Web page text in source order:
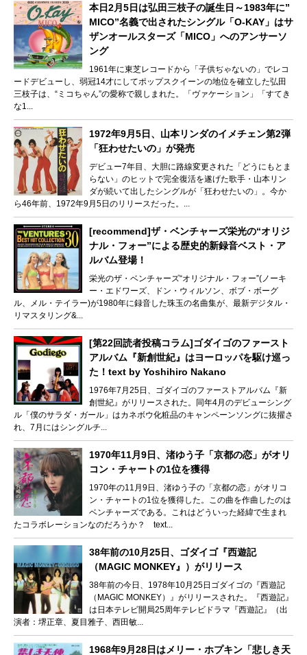
本日2月5日は弘田三枝子の誕生日～1983年に”
MICO”名義で出されたシングル「O-KAY」はサ
ザンオールスターズ「MICO」へのアンサーソ
ング
1961年に東芝レコードから「子供ぢゃないの」でレコ
ードデビューし、弱冠14才にしてポップスクイーンの地位を確立した弘田
三枝子は、“ミコちゃん”の愛称で親しまれた。「ヴァケーション」「すてき
な1...
1972年9月5日、山本リンダのイメチェン第2弾
「狂わせたいの」が発売
デビュー7年目、大胆に路線変更された「どうにもとま
らない」のヒットで完全復活を遂げた歌手・山本リン
ダが続いて出したシングルが「狂わせたいの」。今か
ら46年前、1972年9月5日のリリースだった。...
[recommend]ザ・ベンチャーズ栄光の“オリジ
ナル・フォー”による歴史的新録音ベスト・ア
ルバム登場！
栄光のザ・ベンチャーズ“オリジナル・フォー”(ノーキ
ー・エドワーズ、ドン・ウィルソン、ボブ・ボーグ
ル、メル・テイラー)が1980年に録音した珠玉の名曲集が、最新デジタル・
リマスタリング&...
[第22回読者投稿コラム]ゴダイゴのファースト
アルバム『新創世紀』はヨーロッパを駆け巡っ
た！text by Yoshihiro Nakano
1976年7月25日、ゴダイゴのファーストアルバム『新
創世紀』がリリースされた。同年4月のデビューシング
ル「僕のサラダ・ガール」はカネボウ化粧品のキャンペーンソングに抜擢さ
れ、7月にはシングルチ...
1970年11月9日、渚ゆう子「京都の恋」がオリ
コン・チャートの1位を獲得
1970年の11月9日、渚ゆう子の「京都の恋」がオリコ
ン・チャートの1位を獲得した。この曲を作曲したのは
ベンチャーズである。これはどういった経緯で生まれ
たコラボレーションなのだろうか？ text...
38年前の10月25日、ゴダイゴ『西遊記
（MAGIC MONKEY』）がリリース
38年前の今日、1978年10月25日ゴダイゴの『西遊記
（MAGIC MONKEY）』がリリースされた。『西遊記』
は日本テレビ開局25周年テレビドラマ『西遊記』（出
演者：堺正章、夏目雅子、西田敏...
1968年9月28日はメリー・ホプキン「悲しき天